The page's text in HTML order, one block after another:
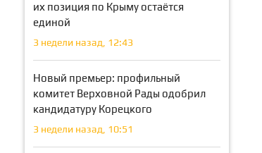
их позиция по Крыму остаётся
единой
3 недели назад, 12:43
Новый премьер: профильный
комитет Верховной Рады одобрил
кандидатуру Корецкого
3 недели назад, 10:51